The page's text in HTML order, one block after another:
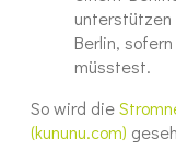
unterstützen
Berlin,
müsstest.
So wird die
(kununu.com)